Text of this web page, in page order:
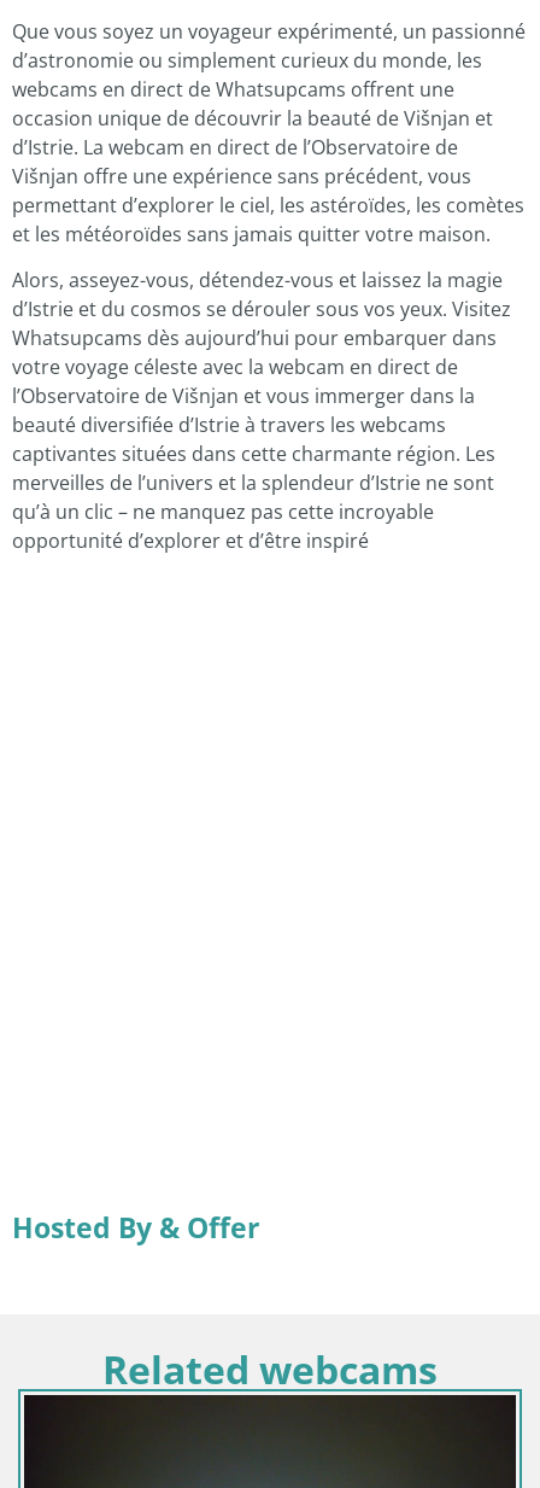
Que vous soyez un voyageur expérimenté, un passionné
d’astronomie ou simplement curieux du monde, les
webcams en direct de Whatsupcams offrent une
occasion unique de découvrir la beauté de Višnjan et
d’Istrie. La webcam en direct de l’Observatoire de
Višnjan offre une expérience sans précédent, vous
permettant d’explorer le ciel, les astéroïdes, les comètes
et les météoroïdes sans jamais quitter votre maison.
Alors, asseyez-vous, détendez-vous et laissez la magie
d’Istrie et du cosmos se dérouler sous vos yeux. Visitez
Whatsupcams dès aujourd’hui pour embarquer dans
votre voyage céleste avec la webcam en direct de
l’Observatoire de Višnjan et vous immerger dans la
beauté diversifiée d’Istrie à travers les webcams
captivantes situées dans cette charmante région. Les
merveilles de l’univers et la splendeur d’Istrie ne sont
qu’à un clic – ne manquez pas cette incroyable
opportunité d’explorer et d’être inspiré
Hosted By & Offer
Related webcams